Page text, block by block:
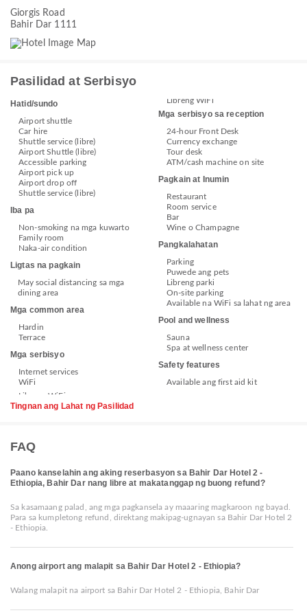
Giorgis Road
Bahir Dar 1111
Pasilidad at Serbisyo
Hatid/sundo
Airport shuttle
Car hire
Shuttle service (libre)
Airport Shuttle (libre)
Accessible parking
Airport pick up
Airport drop off
Shuttle service (libre)
Iba pa
Non-smoking na mga kuwarto
Family room
Naka-air condition
Ligtas na pagkain
May social distancing sa mga
dining area
Mga common area
Hardin
Terrace
Mga serbisyo
Internet services
WiFi
Libreng WiFi
Mga serbisyo sa reception
24-hour Front Desk
Currency exchange
Tour desk
ATM/cash machine on site
Pagkain at Inumin
Restaurant
Room service
Bar
Wine o Champagne
Pangkalahatan
Parking
Puwede ang pets
Libreng parki
On-site parking
Available na WiFi sa lahat ng area
Pool and wellness
Sauna
Spa at wellness center
Safety features
Available ang first aid kit
Tingnan ang Lahat ng Pasilidad
FAQ
Paano kanselahin ang aking reserbasyon sa Bahir Dar Hotel 2 -
Ethiopia, Bahir Dar nang libre at makatanggap ng buong refund?
Sa kasamaang palad, ang mga pagkansela ay maaaring magkaroon ng bayad.
Para sa kumpletong refund, direktang makipag-ugnayan sa Bahir Dar Hotel 2
- Ethiopia.
Anong airport ang malapit sa Bahir Dar Hotel 2 - Ethiopia?
Walang malapit na airport sa Bahir Dar Hotel 2 - Ethiopia, Bahir Dar